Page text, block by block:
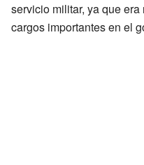
servicio militar, ya que
cargos importantes en el